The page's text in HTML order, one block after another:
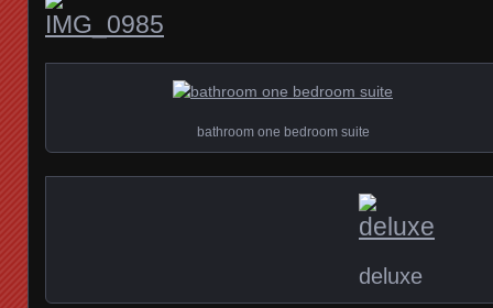
bathroom one bedroom suite
deluxe